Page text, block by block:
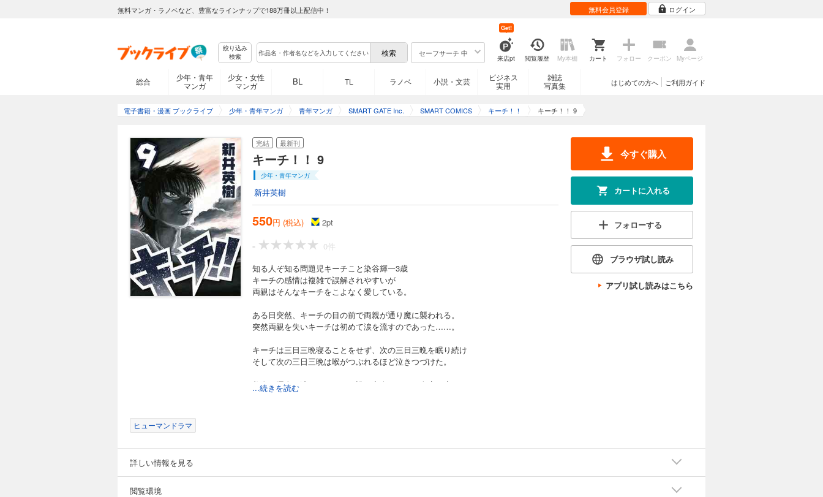
無料マンガ・ラノベなど、豊富なラインナップで188万冊以上配信中！ 無料会員登録 ログイン
絞り込み
検索
セーフサーチ 中
来店pt
Get!
閲覧履歴 My本棚 カート フォロー クーポン Myページ
総合
少年・青年
マンガ
少女・女性
マンガ
BL TL ラノベ 小説・文芸
ビジネス
実用
雑誌
写真集
ご利用ガイド
はじめての方へ
電子書籍・漫画 ブックライブ 少年・青年マンガ 青年マンガ SMART GATE Inc. SMART COMICS キーチ！！ キーチ！！ 9
完結 最新刊
キーチ！！ 9
少年・青年マンガ
新井英樹
550円 (税込) 2pt
-
0件
知る人ぞ知る問題児キーチこと染谷輝一3歳
キーチの感情は複雑で誤解されやすいが
両親はそんなキーチをこよなく愛している。
ある日突然、キーチの目の前で両親が通り魔に襲われる。
突然両親を失いキーチは初めて涙を流すのであった……。
キーチは三日三晩寝ることをせず、次の三日三晩を眠り続け
そして次の三日三晩は喉がつぶれるほど泣きつづけた。
数奇な運命を辿るキーチは、誰と出会いどんな人生を歩むのか――。
※第79～87話を収録
...続きを読む
今すぐ購入
カートに入れる
フォローする
ブラウザ試し読み
アプリ試し読みはこちら
ヒューマンドラマ
詳しい情報を見る
閲覧環境